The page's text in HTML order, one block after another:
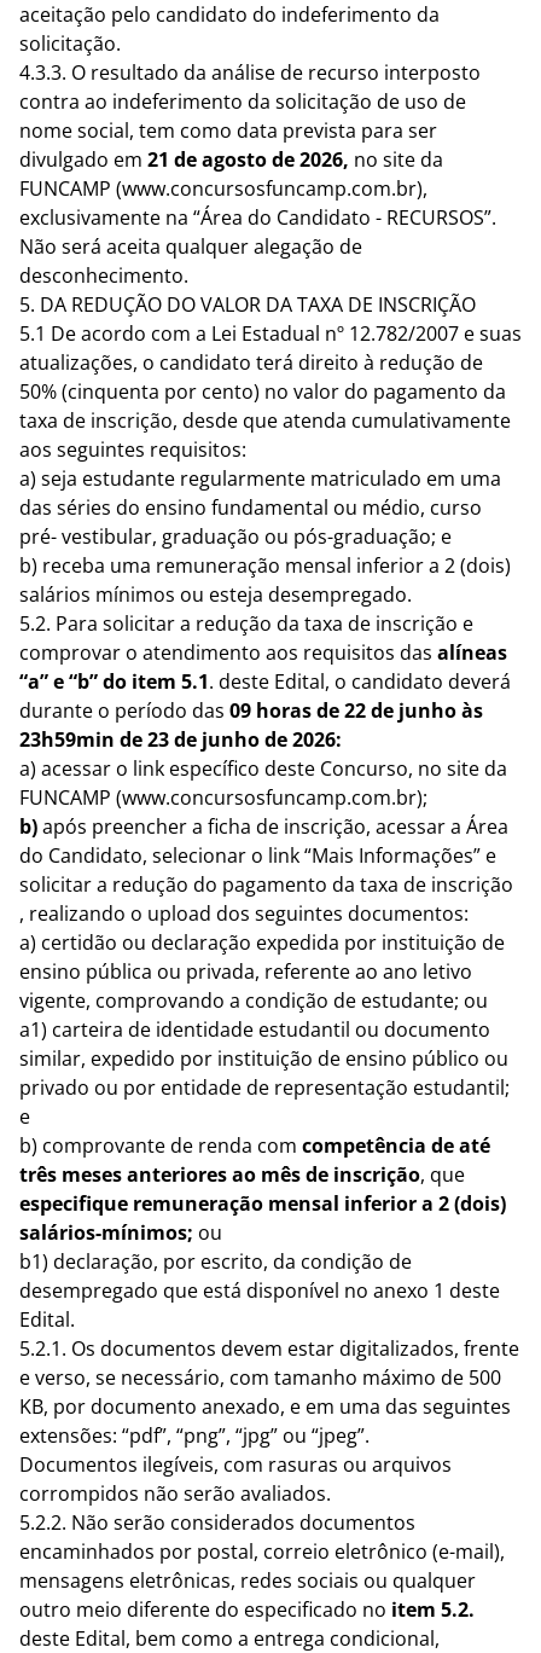
aceitação pelo candidato do indeferimento da
solicitação.
4.3.3. O resultado da análise de recurso interposto
contra ao indeferimento da solicitação de uso de
nome social, tem como data prevista para ser
divulgado em 21 de agosto de 2026, no site da
FUNCAMP (www.concursosfuncamp.com.br),
exclusivamente na “Área do Candidato - RECURSOS”.
Não será aceita qualquer alegação de
desconhecimento.
5. DA REDUÇÃO DO VALOR DA TAXA DE INSCRIÇÃO
5.1 De acordo com a Lei Estadual nº 12.782/2007 e suas
atualizações, o candidato terá direito à redução de
50% (cinquenta por cento) no valor do pagamento da
taxa de inscrição, desde que atenda cumulativamente
aos seguintes requisitos:
a) seja estudante regularmente matriculado em uma
das séries do ensino fundamental ou médio, curso
pré- vestibular, graduação ou pós-graduação; e
b) receba uma remuneração mensal inferior a 2 (dois)
salários mínimos ou esteja desempregado.
5.2. Para solicitar a redução da taxa de inscrição e
comprovar o atendimento aos requisitos das alíneas
“a” e “b” do item 5.1. deste Edital, o candidato deverá
durante o período das 09 horas de 22 de junho às
23h59min de 23 de junho de 2026:
a) acessar o link específico deste Concurso, no site da
FUNCAMP (www.concursosfuncamp.com.br);
b)após preencher a ficha de inscrição, acessar a Área
do Candidato, selecionar o link “Mais Informações” e
solicitar a redução do pagamento da taxa de inscrição
, realizando o upload dos seguintes documentos:
a) certidão ou declaração expedida por instituição de
ensino pública ou privada, referente ao ano letivo
vigente, comprovando a condição de estudante; ou
a1) carteira de identidade estudantil ou documento
similar, expedido por instituição de ensino público ou
privado ou por entidade de representação estudantil;
e
b) comprovante de renda com competência de até
três meses anteriores ao mês de inscrição, que
especifique remuneração mensal inferior a 2 (dois)
salários-mínimos; ou
b1) declaração, por escrito, da condição de
desempregado que está disponível no anexo 1 deste
Edital.
5.2.1. Os documentos devem estar digitalizados, frente
e verso, se necessário, com tamanho máximo de 500
KB, por documento anexado, e em uma das seguintes
extensões: “pdf”, “png”, “jpg” ou “jpeg”.
Documentos ilegíveis, com rasuras ou arquivos
corrompidos não serão avaliados.
5.2.2. Não serão considerados documentos
encaminhados por postal, correio eletrônico (e-mail),
mensagens eletrônicas, redes sociais ou qualquer
outro meio diferente do especificado no item 5.2.
deste Edital, bem como a entrega condicional,